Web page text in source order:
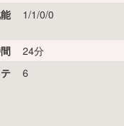
1/1/0/0
24分
6